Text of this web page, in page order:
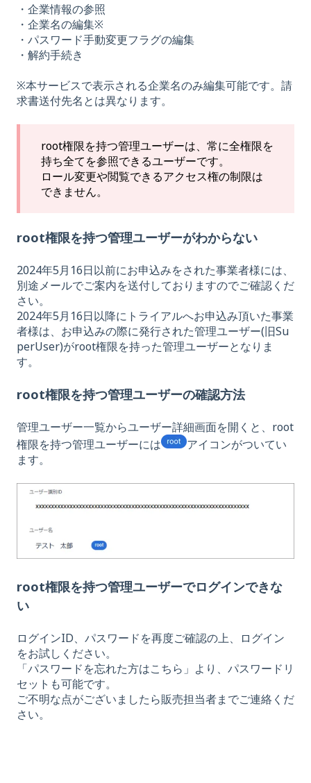
・企業情報の参照
・企業名の編集※
・パスワード手動変更フラグの編集
・解約手続き
※本サービスで表示される企業名のみ編集可能です。請
求書送付先名とは異なります。
root権限を持つ管理ユーザーは、常に全権限を
持ち全てを参照できるユーザーです。
ロール変更や閲覧できるアクセス権の制限は
できません。
root権限を持つ管理ユーザーがわからない
2024年5月16日以前にお申込みをされた事業者様には、
別途メールでご案内を送付しておりますのでご確認くだ
さい。
2024年5月16日以降にトライアルへお申込み頂いた事業
者様は、お申込みの際に発行された管理ユーザー(旧Su
perUser)がroot権限を持った管理ユーザーとなりま
す。
root権限を持つ管理ユーザーの確認方法
管理ユーザー一覧からユーザー詳細画面を開くと、root
権限を持つ管理ユーザーには
アイコンがついてい
ます。
root権限を持つ管理ユーザーでログインできな
い
ログインID、パスワードを再度ご確認の上、ログイン
をお試しください。
「パスワードを忘れた方はこちら」より、パスワードリ
セットも可能です。
ご不明な点がございましたら販売担当者までご連絡くだ
さい。